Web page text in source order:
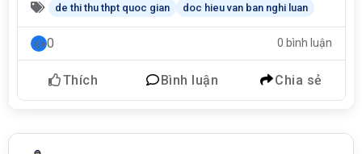
de thi thu thpt quoc gian doc hieu van ban nghi luan
0 0 bình luận
Thích Bình luận Chia sẻ